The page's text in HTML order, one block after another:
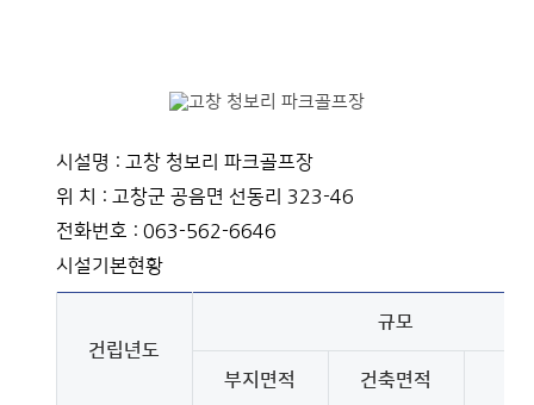
시설명 : 고창 청보리 파크골프장
위 치 : 고창군 공음면 선동리 323-46
전화번호 : 063-562-6646
시설기본현황
건립년도
규모
부지면적 건축면적